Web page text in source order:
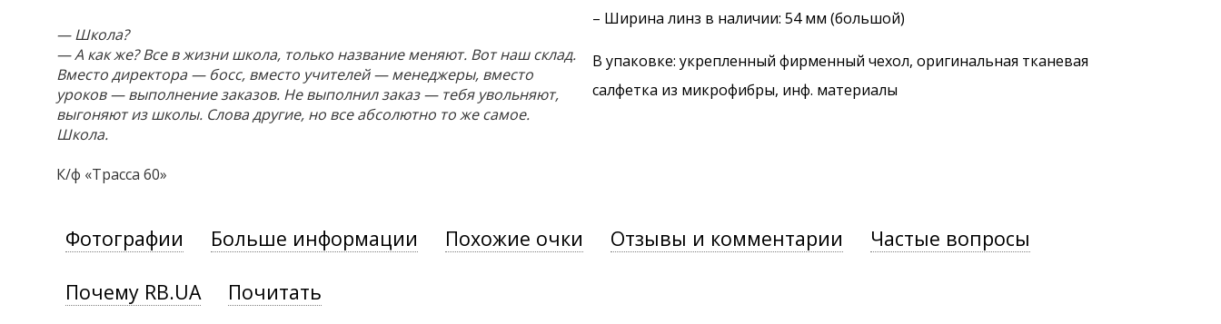
— Школа?
— А как же? Все в жизни школа, только название меняют. Вот наш склад.
Вместо директора — босс, вместо учителей — менеджеры, вместо
уроков — выполнение заказов. Не выполнил заказ — тебя увольняют,
выгоняют из школы. Слова другие, но все абсолютно то же самое.
Школа.
К/ф «Трасса 60»
– Ширина линз в наличии: 54 мм (большой)
В упаковке: укрепленный фирменный чехол, оригинальная тканевая
салфетка из микрофибры, инф. материалы
Фотографии Больше информации Похожие очки Отзывы и комментарии Частые вопросы
Почему RB.UA Почитать